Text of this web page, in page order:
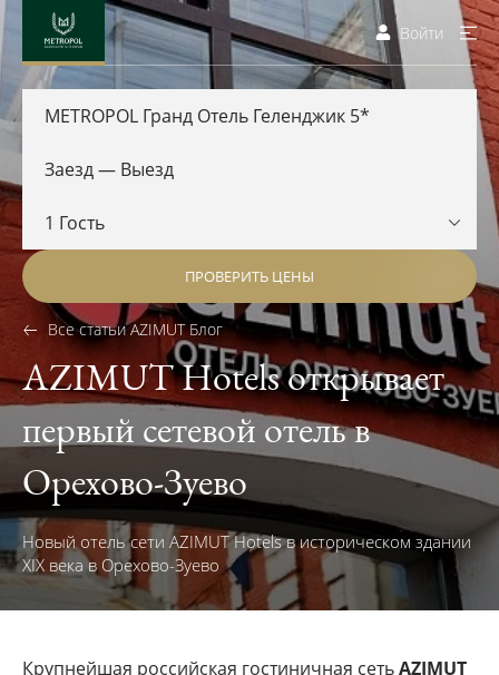
Войти
METROPOL Гранд Отель Геленджик 5*
ПРОВЕРИТЬ ЦЕНЫ
Все статьи AZIMUT Блог
AZIMUT Hotels открывает
первый сетевой отель в
Орехово-Зуево
Новый отель сети AZIMUT Hotels в историческом здании
XIX века в Орехово-Зуево
Крупнейшая российская гостиничная сетьAZIMUT